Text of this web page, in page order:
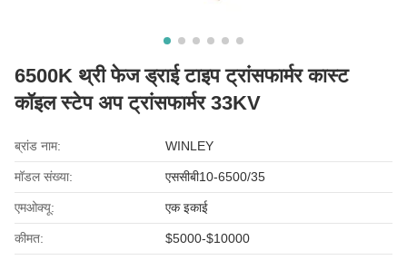
6500K थ्री फेज ड्राई टाइप ट्रांसफार्मर कास्ट
कॉइल स्टेप अप ट्रांसफार्मर 33KV
ब्रांड नाम: WINLEY
मॉडल संख्या: एससीबी10-6500/35
एमओक्यू: एक इकाई
कीमत: $5000-$10000